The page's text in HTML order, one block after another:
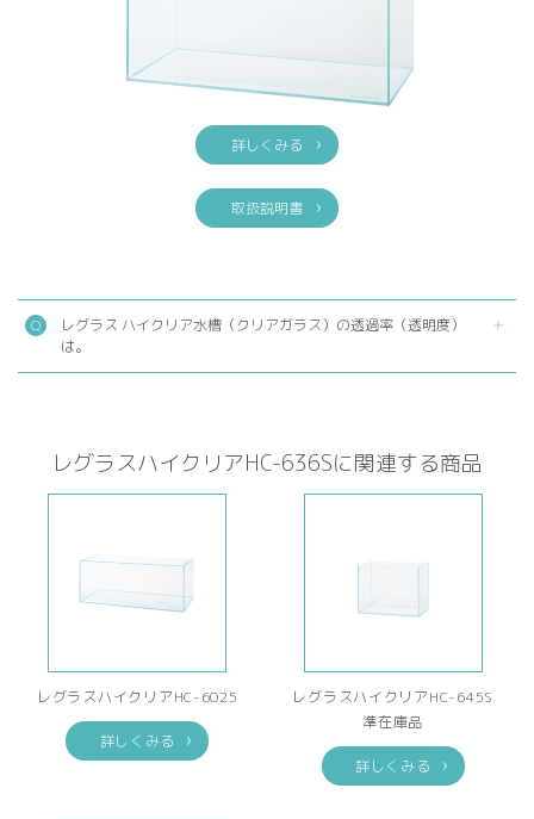
詳しくみる
取扱説明書
レグラス ハイクリア水槽（クリアガラス）の透過率（透明度）
は。
レグラスハイクリアHC-636Sに関連する商品
レグラスハイクリアHC-6025
詳しくみる
レグラスハイクリアHC-645S
準在庫品
詳しくみる